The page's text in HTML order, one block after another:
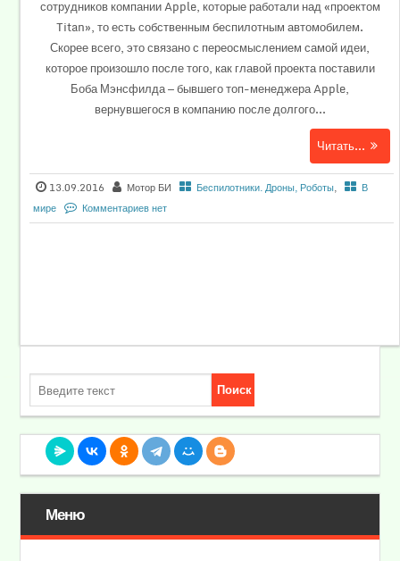
сотрудников компании Apple, которые работали над «проектом
Titan», то есть собственным беспилотным автомобилем.
Скорее всего, это связано с переосмыслением самой идеи,
которое произошло после того, как главой проекта поставили
Боба Мэнсфилда — бывшего топ-менеджера Apple,
вернувшегося в компанию после долгого...
Читать...
13.09.2016 Мотор БИ Беспилотники. Дроны, Роботы,
В
мире
Комментариев нет
Меню